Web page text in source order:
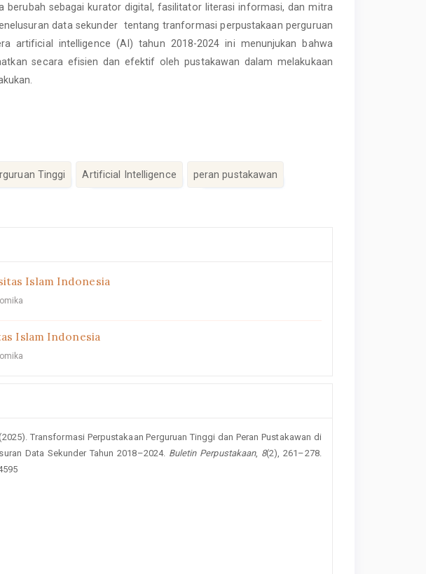
berubah sebagai kurator digital, fasilitator literasi informasi, dan mitra
data sekunder tentang tranformasi perpustakaan perguruan
artificial intelligence (AI) tahun 2018-2024 ini menunjukan bahwa
secara efisien dan efektif oleh pustakawan dalam melakukaan
Tinggi Artificial Intelligence peran pustakawan
Islam Indonesia
Islam Indonesia
Transformasi Perpustakaan Perguruan Tinggi dan Peran Pustakawan di
Data Sekunder Tahun 2018–2024. Buletin Perpustakaan, 8(2), 261–278.